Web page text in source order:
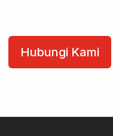
Slat
Cleaner
quantity
Hubungi Kami